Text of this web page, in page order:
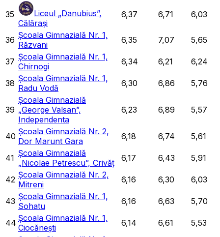
35
Liceul „Danubius”,
Călărași
6,37 6,71 6,03
36 Școala Gimnazială Nr. 1,
Răzvani
6,35 7,07 5,65
37 Școala Gimnazială Nr. 1,
Chirnogi
6,34 6,21 6,24
38 Școala Gimnazială Nr. 1,
Radu Vodă
6,30 6,86 5,76
39
Școala Gimnazială
„George Valsan”,
Independenta
6,23 6,89 5,57
40 Școala Gimnazială Nr. 2,
Dor Marunt Gara
6,18 6,74 5,61
41 Școala Gimnazială
„Nicolae Petrescu”, Crivăț
6,17 6,43 5,91
42 Școala Gimnazială Nr. 2,
Mitreni
6,16 6,30 6,03
43 Școala Gimnazială Nr. 1,
Sohatu
6,16 6,63 5,70
44 Școala Gimnazială Nr. 1,
Ciocănești
6,14 6,61
5,53